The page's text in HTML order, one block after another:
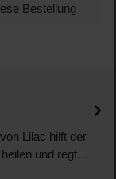
Bestellung
Lilac hilft der
und regt…